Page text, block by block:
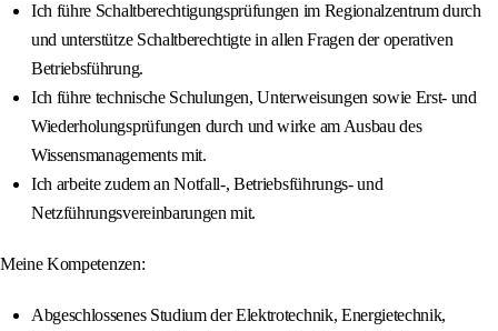
Ich führe Schaltberechtigungsprüfungen im Regionalzentrum durch
und unterstütze Schaltberechtigte in allen Fragen der operativen
Betriebsführung.
Ich führe technische Schulungen, Unterweisungen sowie Erst‐ und
Wiederholungsprüfungen durch und wirke am Ausbau des
Wissensmanagements mit.
Ich arbeite zudem an Notfall‐, Betriebsführungs‐ und
Netzführungsvereinbarungen mit.
Meine Kompetenzen:
Abgeschlossenes Studium der Elektrotechnik, Energietechnik,